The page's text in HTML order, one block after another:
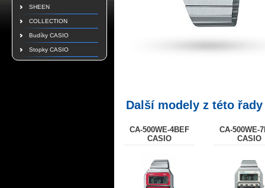
SHEEN
COLLECTION
Budíky CASIO
Stopky CASIO
Další modely z této řady
CA-500WE-4BEF
CASIO
CA-500WE-
CASIO